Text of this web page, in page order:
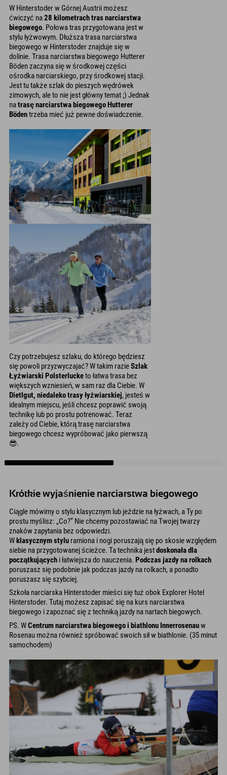
W Hinterstoder w Górnej Austrii możesz
ćwiczyć na28 kilometrach tras narciarstwa
biegowego. Połowa tras przygotowana jest w
stylu łyżwowym. Dłuższa trasa narciarstwa
biegowego w Hinterstoder znajduje się w
dolinie. Trasa narciarstwa biegowego Hutterer
Böden zaczyna się w środkowej części
ośrodka narciarskiego, przy środkowej stacji.
Jest tu także szlak do pieszych wędrówek
zimowych, ale to nie jest główny temat ;) Jednak
natrasę narciarstwa biegowego Hutterer
Bödentrzeba mieć już pewne doświadczenie.
Czy potrzebujesz szlaku, do którego będziesz
się powoli przyzwyczajać? W takim razieSzlak
Łyżwiarski Polsterlucketo łatwa trasa bez
większych wzniesień, w sam raz dla Ciebie. W
Dietlgut, niedaleko trasy łyżwiarskiej, jesteś w
idealnym miejscu, jeśli chcesz poprawić swoją
technikę lub po prostu potrenować. Teraz
zależy od Ciebie, którą trasę narciarstwa
biegowego chcesz wypróbować jako pierwszą
😎.
Krótkie wyjaśnienie narciarstwa biegowego
Ciągle mówimy o stylu klasycznym lub jeździe na łyżwach, a Ty po
prostu myślisz: „Co?” Nie chcemy pozostawiać na Twojej twarzy
znaków zapytania bez odpowiedzi.
Wklasycznym stylu ramiona i nogi poruszają się po skosie względem
siebie na przygotowanej ścieżce. Ta technika jestdoskonała dla
początkujących i łatwiejsza do nauczenia. Podczas jazdy na rolkach
poruszasz się podobnie jak podczas jazdy na rolkach, a ponadto
poruszasz się szybciej.
Szkoła narciarska Hinterstoder mieści się tuż obok Explorer Hotel
Hinterstoder. Tutaj możesz zapisać się na kurs narciarstwa
biegowego i zapoznać się z techniką jazdy na nartach biegowych.
PS. WCentrum narciarstwa biegowego i biathlonu Innerrosenauw
Rosenau można również spróbować swoich sił w biathlonie. (35 minut
samochodem)